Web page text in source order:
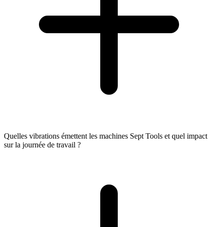
Quelles vibrations émettent les machines Sept Tools et quel impact
sur la journée de travail ?